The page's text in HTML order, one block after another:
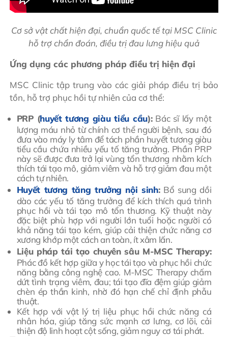
Cơ sở vật chất hiện đại, chuẩn quốc tế tại MSC Clinic
hỗ trợ chẩn đoán, điều trị đau lưng hiệu quả
Ứng dụng các phương pháp điều trị hiện đại
MSC Clinic tập trung vào các giải pháp điều trị bảo
tồn, hỗ trợ phục hồi tự nhiên của cơ thể:
PRP (huyết tương giàu tiểu cầu):Bác sĩ lấy một
lượng máu nhỏ từ chính cơ thể người bệnh, sau đó
đưa vào máy ly tâm để tách phần huyết tương giàu
tiểu cầu chứa nhiều yếu tố tăng trưởng. Phần PRP
này sẽ được đưa trở lại vùng tổn thương nhằm kích
thích tái tạo mô, giảm viêm và hỗ trợ giảm đau một
cách tự nhiên.
Huyết tương tăng trưởng nội sinh:Bổ sung dồi
dào các yếu tố tăng trưởng để kích thích quá trình
phục hồi và tái tạo mô tổn thương. Kỹ thuật này
đặc biệt phù hợp với người lớn tuổi hoặc người có
khả năng tái tạo kém, giúp cải thiện chức năng cơ
xương khớp một cách an toàn, ít xâm lấn.
Liệu pháp tái tạo chuyên sâu M-MSC Therapy:
Phác đồ kết hợp giữa y học tái tạo và phục hồi chức
năng bằng công nghệ cao. M-MSC Therapy chấm
dứt tình trạng viêm, đau; tái tạo đĩa đệm giúp giảm
chèn ép thần kinh, nhờ đó hạn chế chỉ định phẫu
thuật.
Kết hợp với vật lý trị liệu phục hồi chức năng cá
nhân hóa, giúp tăng sức mạnh cơ lưng, cơ lõi, cải
thiện độ linh hoạt cột sống, giảm nguy cơ tái phát.